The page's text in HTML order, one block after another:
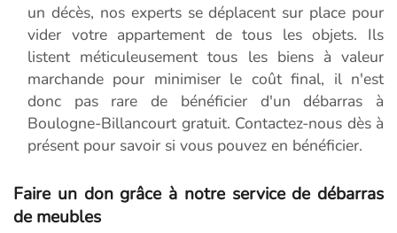
un décès, nos experts se déplacent sur place pour
vider votre appartement de tous les objets. Ils
listent méticuleusement tous les biens à valeur
marchande pour minimiser le coût final, il n'est
donc pas rare de bénéficier d'un débarras à
Boulogne-Billancourt gratuit. Contactez-nous dès à
présent pour savoir si vous pouvez en bénéficier.
Faire un don grâce à notre service de débarras
de meubles